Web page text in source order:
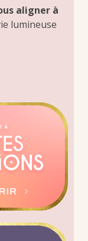
aligner à
lumineuse